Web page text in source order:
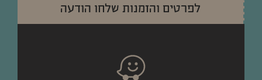
לפרטים והזמנות שלחו הודעה